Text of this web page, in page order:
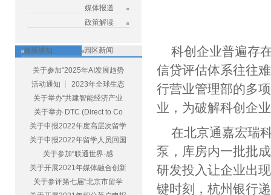
媒体报道
政策解读
最新通知 园区新闻
关于参加“2025年AI发展趋势
活动通知 ┆ 2023年全球生态
关于举办“共建智能经济产业
关于举办 DTC (Direct to Co
关于申报2022年度高层次留学
关于申报2022年留学人员回国
关于参加“联通世界·感
关于开展2021年媒体融合创新
关于参评第七届“北京市留学
科创企业普遍存
信贷评估体系往往
行营业管理部的多
业，为破解科创企
在北京通嘉宏瑞
泵，库房内一批批
研发投入让企业出
键时刻，杭州银行